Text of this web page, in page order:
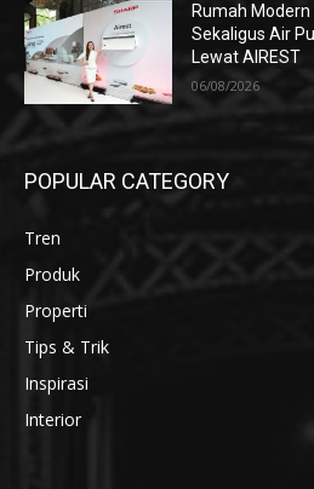
Rumah
Sekaligus Air
Lewat AIREST
06/08/2026
POPULAR CATEGORY
Tren
Produk
Properti
Tips & Trik
Inspirasi
Interior